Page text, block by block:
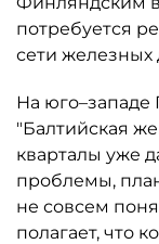
потребуется
сети железных
На юго–западе
"Балтийская
кварталы уже
проблемы,
не совсем
полагает, что